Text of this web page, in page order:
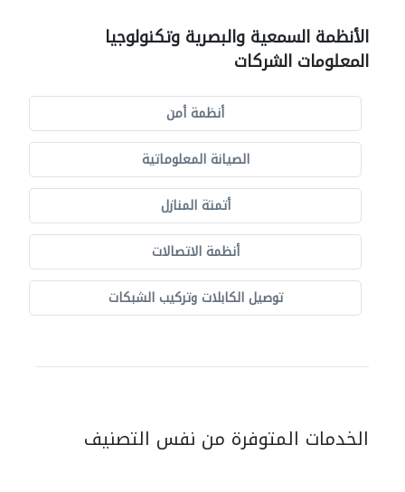
الأنظمة السمعية والبصرية وتكنولوجيا
المعلومات الشركات
أنظمة أمن
الصيانة المعلوماتية
أتمتة المنازل
أنظمة الاتصالات
توصيل الكابلات وتركيب الشبكات
الخدمات المتوفرة من نفس التصنيف